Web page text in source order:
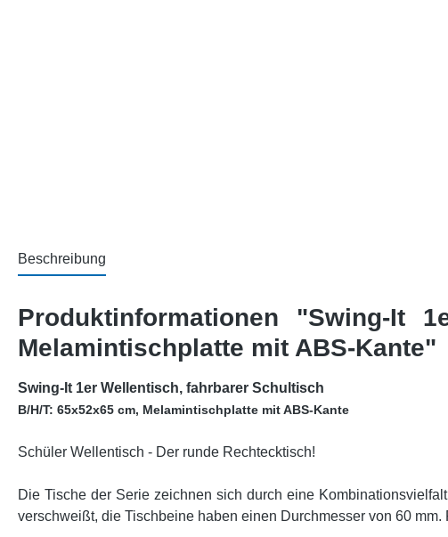
Beschreibung
Produktinformationen "Swing-It
Melamintischplatte mit ABS-Kante"
Swing-It 1er Wellentisch, fahrbarer Schultisch
B/H/T: 65x52x65 cm, Melamintischplatte mit ABS-Kante
Schüler Wellentisch - Der runde Rechtecktisch!
Die Tische der Serie zeichnen sich durch eine
verschweißt, die Tischbeine haben einen Durchmesser von 60